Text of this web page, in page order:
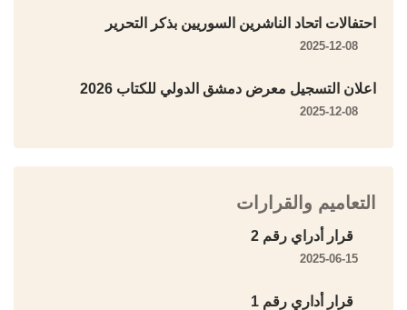
احتفالات اتحاد الناشرين السوريين بذكر التحرير
2025-12-08
اعلان التسجيل معرض دمشق الدولي للكتاب 2026
2025-12-08
التعاميم والقرارات
قرار أدراي رقم 2
2025-06-15
قرار أداري رقم 1